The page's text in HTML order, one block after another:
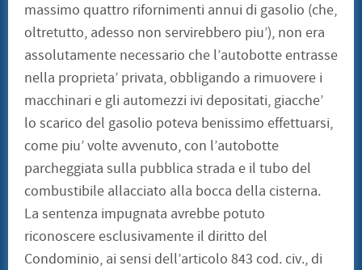
massimo quattro rifornimenti annui di gasolio (che,
oltretutto, adesso non servirebbero piu’), non era
assolutamente necessario che l’autobotte entrasse
nella proprieta’ privata, obbligando a rimuovere i
macchinari e gli automezzi ivi depositati, giacche’
lo scarico del gasolio poteva benissimo effettuarsi,
come piu’ volte avvenuto, con l’autobotte
parcheggiata sulla pubblica strada e il tubo del
combustibile allacciato alla bocca della cisterna.
La sentenza impugnata avrebbe potuto
riconoscere esclusivamente il diritto del
Condominio, ai sensi dell’articolo 843 cod. civ., di